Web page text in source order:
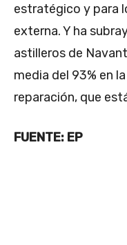
estratégico y para
externa. Y ha
astilleros de
media del 93% en
reparación, que
FUENTE: EP